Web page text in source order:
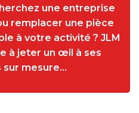
une entreprise
remplacer une pièce
à votre activité ? JLM
à jeter un œil à ses
sur mesure…